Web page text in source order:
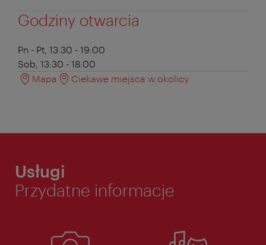
Godziny otwarcia
Pn - Pt, 13:30 - 19:00
Sob, 13:30 - 18:00
Mapa
Ciekawe miejsca w okolicy
Usługi
Przydatne informacje